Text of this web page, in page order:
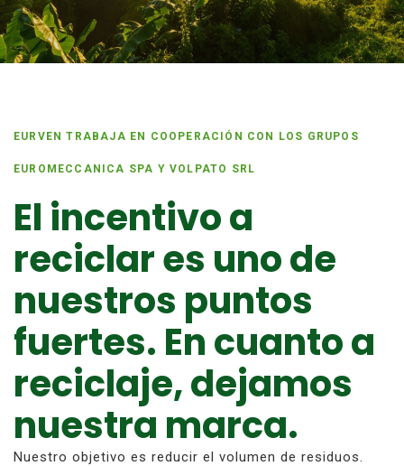
EURVEN TRABAJA EN COOPERACIÓN CON LOS GRUPOS
EUROMECCANICA SPA Y VOLPATO SRL
El incentivo a
reciclar es uno de
nuestros puntos
fuertes. En cuanto a
reciclaje, dejamos
nuestra marca.
Nuestro objetivo es reducir el volumen de residuos.